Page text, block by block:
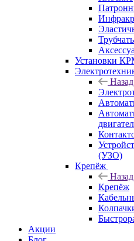
Установки
Назад
(УЗО)
Крепёж
Назад
Крепёж
Акции